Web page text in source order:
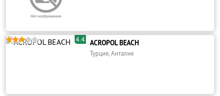
 4.4 ACROPOL BEACH
Турция, Анталия